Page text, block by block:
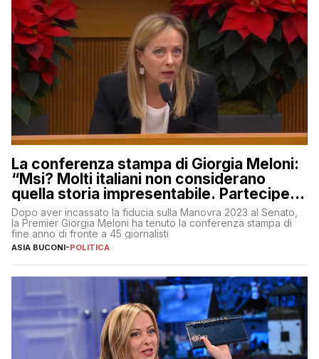
La conferenza stampa di Giorgia Meloni:
“Msi? Molti italiani non considerano
quella storia impresentabile. Parteciperò
al 25 aprile”
Dopo aver incassato la fiducia sulla Manovra 2023 al Senato,
la Premier Giorgia Meloni ha tenuto la conferenza stampa di
fine anno di fronte a 45 giornalisti
ASIA BUCONI-POLITICA